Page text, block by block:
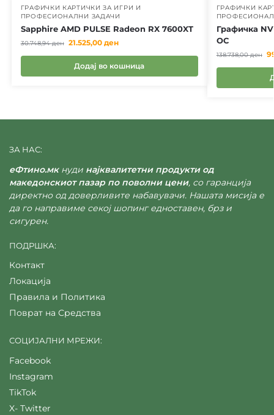
ГРАФИЧКИ КАРТИЧКИ ЗА ИГРИ И
ПРОФЕСИОНАЛНИ ЗАДАЧИ
Sapphire AMD PULSE Radeon RX 7600XT
30.748,94ден 21.525,00 ден
Додај во кошница
ГРАФИЧКИ
Графичка
OC
138.738,00ден
ЗА НАС:
еФтино.мкнуди најквалитетни продукти од
македонскиот пазар по поволни цени, со гаранција
директно од доверливите набавувачи. Нашата мисија е
да го направиме секој шопинг едноставен, брз и
сигурен.
ПОДРШКА:
Контакт
Локација
Правила и Политика
Поврат на Средства
СОЦИЈАЛНИ МРЕЖИ:
Facebook
Instagram
TikTok
X- Twitter